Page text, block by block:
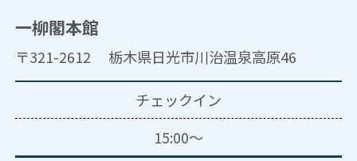
一柳閣本館
〒321-2612 栃木県日光市川治温泉高原46
チェックイン
15:00～